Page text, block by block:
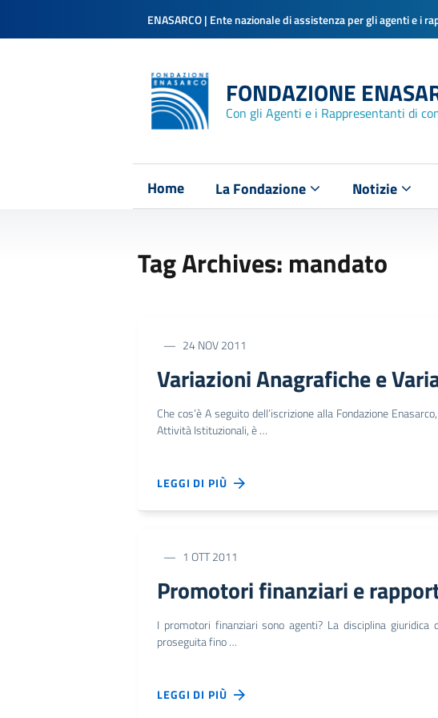
ENASARCO | Ente nazionale di assistenza per gli agenti e i
FONDAZIONE
Con gli Agenti e i Rappresentanti di
Home La Fondazione Notizie
Tag Archives: mandato
24 NOV 2011
Variazioni Anagrafiche e
Che cos’è A seguito dell’iscrizione alla Fondazione
Attività Istituzionali, è …
LEGGI DI PIÙ
1 OTT 2011
Promotori finanziari e
I promotori finanziari sono agenti? La disciplina
proseguita fino …
LEGGI DI PIÙ